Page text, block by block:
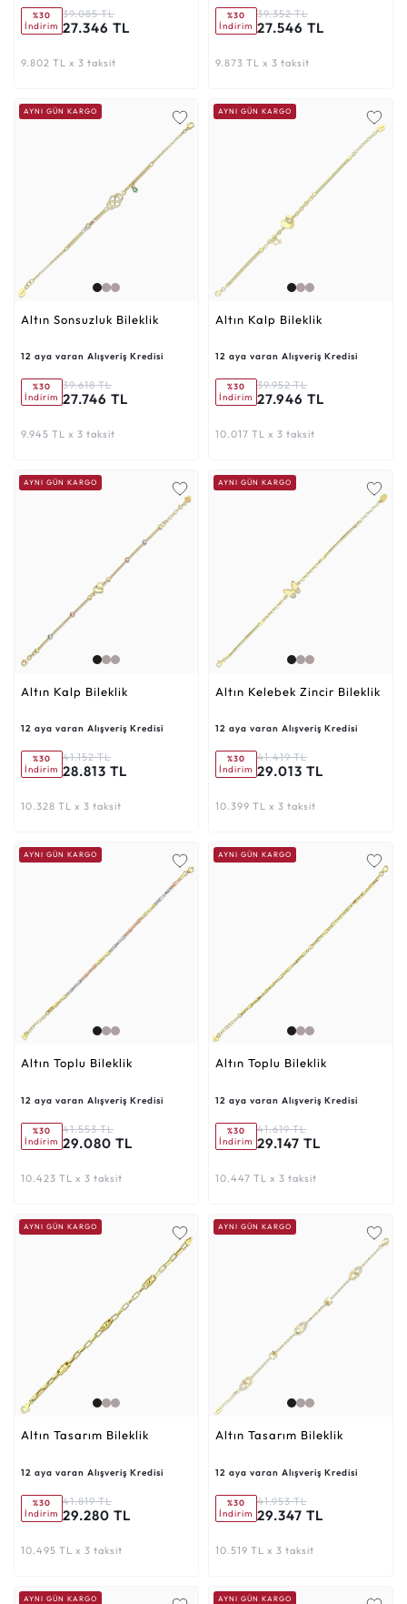
%30
İndirim
39.085 TL
27.346 TL
9.802 TL x 3 taksit
%30
İndirim
39.352 TL
27.546 TL
9.873 TL x 3 taksit
AYNI GÜN KARGO
Altın Sonsuzluk Bileklik
12 aya varan Alışveriş Kredisi
%30
İndirim
39.618 TL
27.746 TL
9.945 TL x 3 taksit
AYNI GÜN KARGO
Altın Kalp Bileklik
12 aya varan Alışveriş Kredisi
%30
İndirim
39.952 TL
27.946 TL
10.017 TL x 3 taksit
AYNI GÜN KARGO
Altın Kalp Bileklik
12 aya varan Alışveriş Kredisi
%30
İndirim
41.152 TL
28.813 TL
10.328 TL x 3 taksit
AYNI GÜN KARGO
Altın Kelebek Zincir Bileklik
12 aya varan Alışveriş Kredisi
%30
İndirim
41.419 TL
29.013 TL
10.399 TL x 3 taksit
AYNI GÜN KARGO
Altın Toplu Bileklik
12 aya varan Alışveriş Kredisi
%30
İndirim
41.553 TL
29.080 TL
10.423 TL x 3 taksit
AYNI GÜN KARGO
Altın Toplu Bileklik
12 aya varan Alışveriş Kredisi
%30
İndirim
41.619 TL
29.147 TL
10.447 TL x 3 taksit
AYNI GÜN KARGO
Altın Tasarım Bileklik
12 aya varan Alışveriş Kredisi
%30
İndirim
41.819 TL
29.280 TL
10.495 TL x 3 taksit
AYNI GÜN KARGO
Altın Tasarım Bileklik
12 aya varan Alışveriş Kredisi
%30
İndirim
41.953 TL
29.347 TL
10.519 TL x 3 taksit
AYNI GÜN KARGO AYNI GÜN KARGO